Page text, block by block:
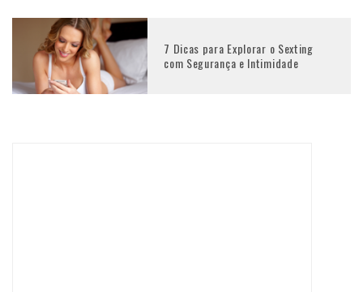
7 Dicas para Explorar o Sexting
com Segurança e Intimidade